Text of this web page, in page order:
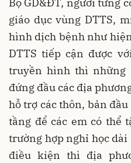
Bộ GD&ĐT, người từng
giáo dục vùng DTTS,
hình dịch bệnh như
DTTS tiếp cận được
truyền hình thì những
đứng đầu các địa
hỗ trợ các thôn, bản
tầng để các em có thể
trường hợp nghỉ học
điều kiện thì địa